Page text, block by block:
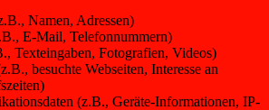
Namen, Adressen)
E-Mail, Telefonnummern)
Texteingaben, Fotografien, Videos)
besuchte Webseiten, Interesse an
(z.B., Geräte-Informationen, IP-